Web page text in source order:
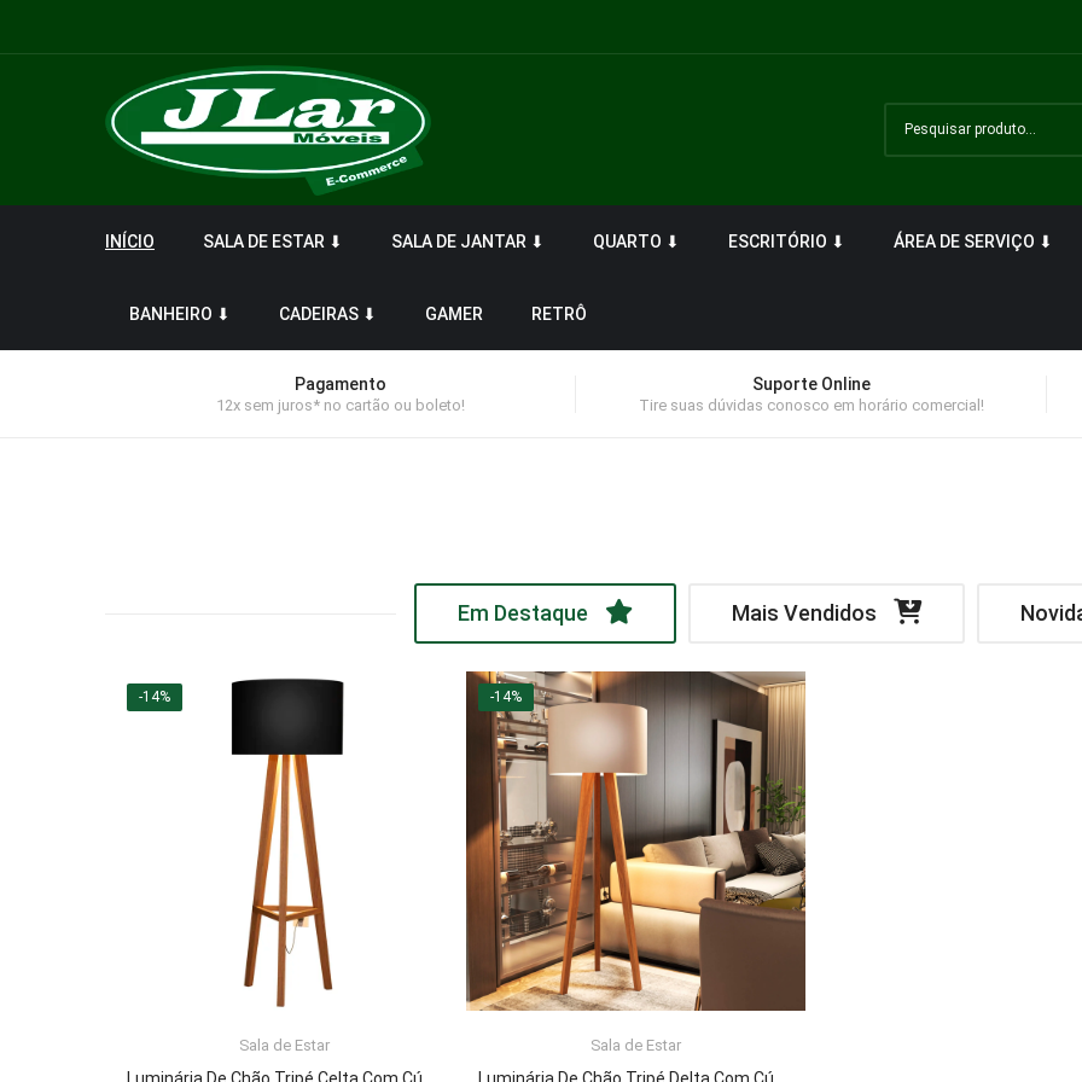
INÍCIO SALA DE ESTAR ⬇ SALA DE JANTAR ⬇ QUARTO ⬇ ESCRITÓRIO ⬇ ÁREA DE SERVIÇO ⬇
BANHEIRO ⬇ CADEIRAS ⬇ GAMER RETRÔ
Pagamento
12x sem juros* no cartão ou boleto!
Suporte Online
Tire suas dúvidas conosco em horário comercial!
Em Destaque Mais Vendidos
-14%
Sala de Estar
ADICIONAR AO CARRINHO
-14%
Sala de Estar
LER MAIS